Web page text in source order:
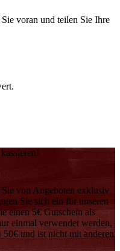
voran und teilen Sie Ihre
von Angeboten exklusiv
Sie sich ein für unseren
einen 5€ Gutschein als
einmal verwendet werden,
und ist nicht mit anderen